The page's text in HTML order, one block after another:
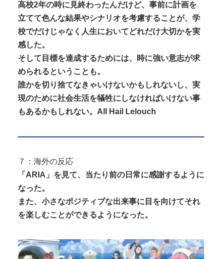
高校2年の時に見終わったんだけど、事前に計画を
立てて色んな結果やシナリオを考慮することが、学
校でだけじゃなく人生においてどれだけ大切かを実
感した。
そして目標を達成するためには、時に強い意志が求
められるということも。
誰かを切り捨てなきゃいけないかもしれないし、実
現のために社会生活を犠牲にしなければいけない事
もあるかもしれない。All Hail Lelouch
７：海外の反応
「ARIA」を見て、当たり前の日常に感謝するように
なった。
また、小さなポジティブな出来事に目を向けてそれ
を楽しむことができるようになった。